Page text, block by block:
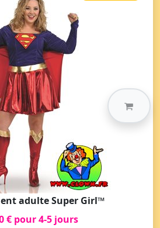
adulte Super Girl™
€ pour 4-5 jours